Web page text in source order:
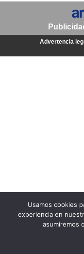
Usamos cookies
experiencia en
asumiremos
Advertencia